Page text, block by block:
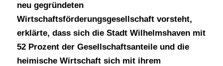
neu gegründeten
Wirtschaftsförderungsgesellschaft vorsteht,
erklärte, dass sich die Stadt Wilhelmshaven mit
52 Prozent der Gesellschaftsanteile und die
heimische Wirtschaft sich mit ihrem